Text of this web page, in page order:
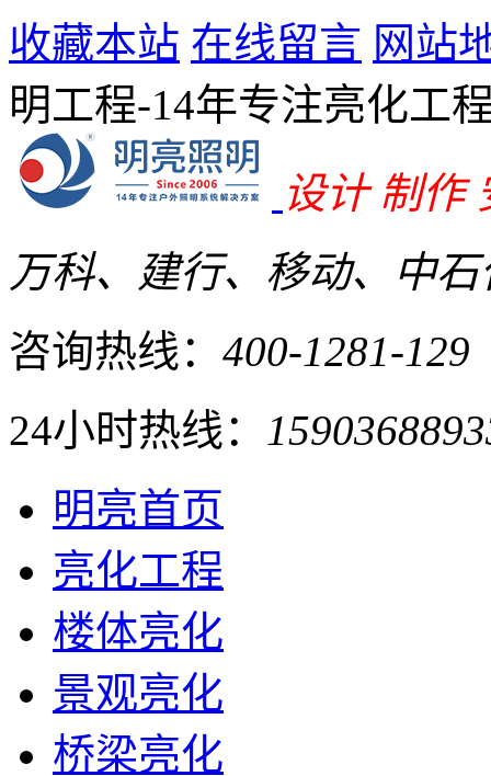
收藏本站 在线留言 网站
明工程-14年专注亮化工
设计 制作
万科、建行、移动、中
咨询热线： 400-1281-129
24小时热线：
明亮首页
亮化工程
楼体亮化
景观亮化
桥梁亮化